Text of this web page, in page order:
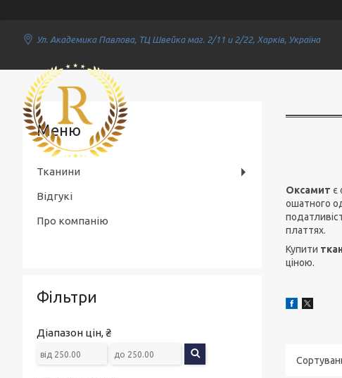
Ул. Академика Павлова, ТЦ Швейка маг. 2/11 и 2/22, Харків, Україна
Оксамит є
ошатного
платтях.
Купити
ціною.
Тканини
Відгукі
Про компанію
Фільтри
Діапазон цін, ₴